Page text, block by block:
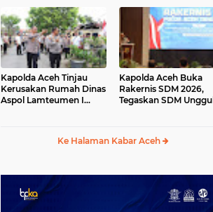
Ger, Aceh Tenggara
Rusip Antara, Aceh
Tengah
Kapolda Aceh Tinjau
Kerusakan Rumah Dinas
Aspol Lamteumen I
Kapolda Aceh Buka
Rakernis SDM 2026,
Tegaskan SDM Unggul
Ke Halaman Kabar Aceh